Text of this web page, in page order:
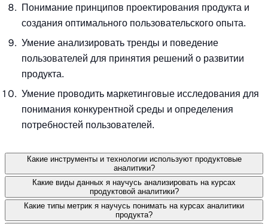
Понимание принципов проектирования продукта и
создания оптимального пользовательского опыта.
Умение анализировать тренды и поведение
пользователей для принятия решений о развитии
продукта.
Умение проводить маркетинговые исследования для
понимания конкурентной среды и определения
потребностей пользователей.
Какие инструменты и технологии используют продуктовые
аналитики?
Какие виды данных я научусь анализировать на курсах
продуктовой аналитики?
Какие типы метрик я научусь понимать на курсах аналитики
продукта?